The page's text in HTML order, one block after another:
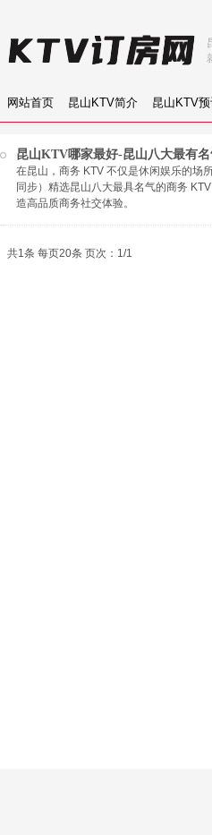
网站首页 昆山KTV简介 昆山KTV
昆山KTV哪家最好-昆山八大最有
在昆山，商务 KTV 不仅是休闲娱乐的场
同步）精选昆山八大最具名气的商务
造高品质商务社交体验。
共1条 每页20条 页次：1/1